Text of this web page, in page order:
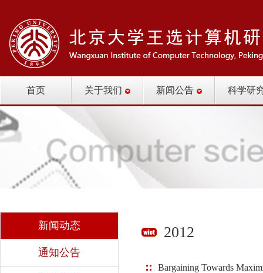
首页 关于我们 新闻公告 科学研
2012
Bargaining Towards
新闻动态
通知公告